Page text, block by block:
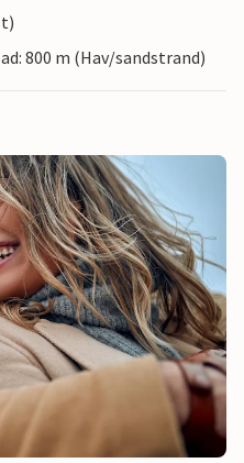
800 m (Hav/sandstrand)